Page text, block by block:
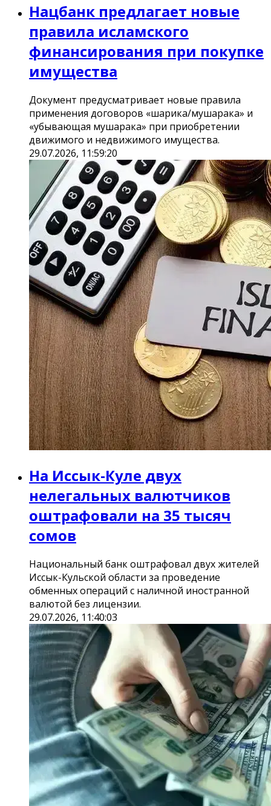
Нацбанк предлагает новые
правила исламского
финансирования при покупке
имущества
Документ предусматривает новые правила
применения договоров «шарика/мушарака» и
«убывающая мушарака» при приобретении
движимого и недвижимого имущества.
29.07.2026, 11:59:20
На Иссык-Куле двух
нелегальных валютчиков
оштрафовали на 35 тысяч
сомов
Национальный банк оштрафовал двух жителей
Иссык-Кульской области за проведение
обменных операций с наличной иностранной
валютой без лицензии.
29.07.2026, 11:40:03